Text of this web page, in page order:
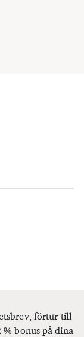
förtur till
bonus på dina